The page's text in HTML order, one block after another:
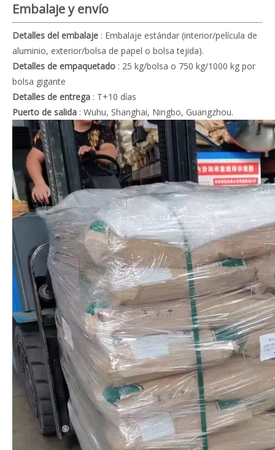
Embalaje y envío
Detalles del embalaje : Embalaje estándar (interior/película de
aluminio, exterior/bolsa de papel o bolsa tejida).
Detalles de empaquetado : 25 kg/bolsa o 750 kg/1000 kg por
bolsa gigante
Detalles de entrega : T+10 días
Puerto de salida : Wuhu, Shanghai, Ningbo, Guangzhou.